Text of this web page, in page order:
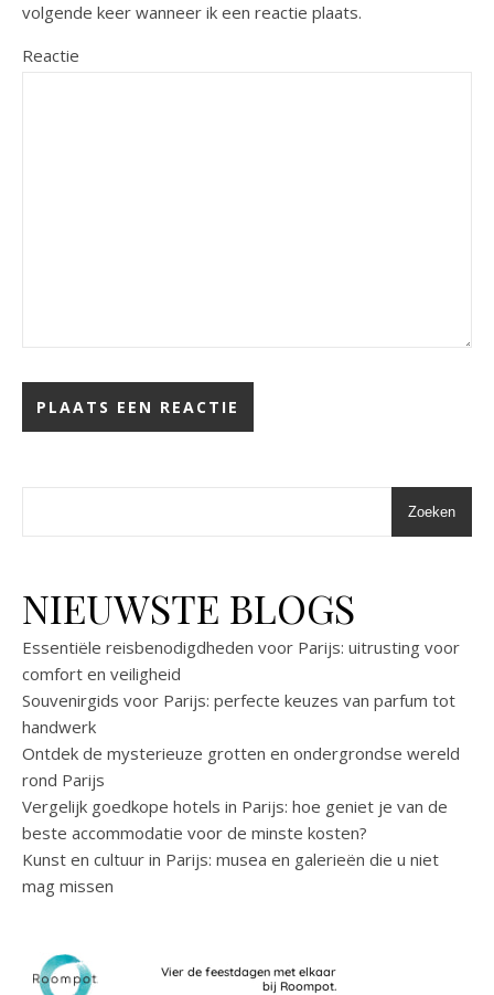
volgende keer wanneer ik een reactie plaats.
Reactie
Zoeken
NIEUWSTE BLOGS
Essentiële reisbenodigdheden voor Parijs: uitrusting voor
comfort en veiligheid
Souvenirgids voor Parijs: perfecte keuzes van parfum tot
handwerk
Ontdek de mysterieuze grotten en ondergrondse wereld
rond Parijs
Vergelijk goedkope hotels in Parijs: hoe geniet je van de
beste accommodatie voor de minste kosten?
Kunst en cultuur in Parijs: musea en galerieën die u niet
mag missen